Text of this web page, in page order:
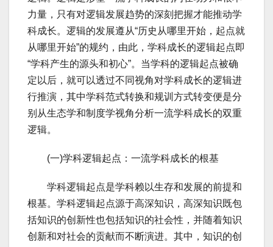
力量，只有对逻辑发展趋势的深刻把握才能推动学
科成长。逻辑的发展遵从“历史从哪里开始，起点就
从哪里开始”的规约，由此，学科成长的逻辑起点即
“学科产生的源头和初心”。当学科的逻辑起点被确
定以后，就可以透过不同视角对学科成长的逻辑进
行推演，其中学科范式转换和规训方式转变便是分
别从生态学和制度学视角分析一流学科成长的双重
逻辑。
(一)学科逻辑起点：一流学科成长的根基
学科逻辑起点是学科赖以生存和发展的前提和
根基。学科逻辑起点源于高深知识，高深知识既包
括知识的创新性也包括知识的社会性，并随着知识
创新和对社会的贡献而不断演进。其中，知识的创